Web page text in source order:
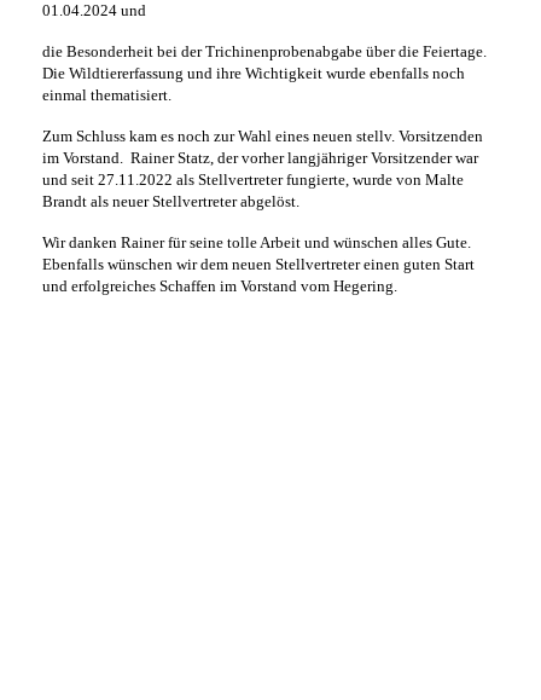
01.04.2024 und
die Besonderheit bei der Trichinenprobenabgabe über die Feiertage.
Die Wildtiererfassung und ihre Wichtigkeit wurde ebenfalls noch
einmal thematisiert.
Zum Schluss kam es noch zur Wahl eines neuen stellv. Vorsitzenden
im Vorstand. Rainer Statz, der vorher langjähriger Vorsitzender war
und seit 27.11.2022 als Stellvertreter fungierte, wurde von Malte
Brandt als neuer Stellvertreter abgelöst.
Wir danken Rainer für seine tolle Arbeit und wünschen alles Gute.
Ebenfalls wünschen wir dem neuen Stellvertreter einen guten Start
und erfolgreiches Schaffen im Vorstand vom Hegering.